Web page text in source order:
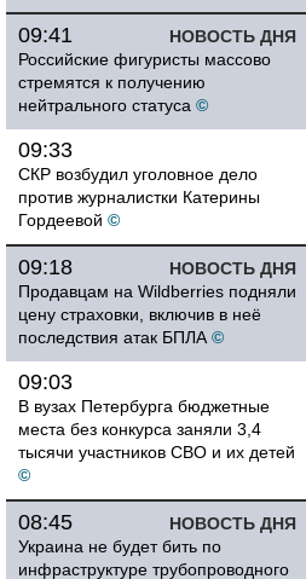
НОВОСТЬ ДНЯ
09:41
Российские фигуристы массово
стремятся к получению
нейтрального статуса ©
09:33
СКР возбудил уголовное дело
против журналистки Катерины
Гордеевой ©
НОВОСТЬ ДНЯ
09:18
Продавцам на Wildberries подняли
цену страховки, включив в неё
последствия атак БПЛА ©
09:03
В вузах Петербурга бюджетные
места без конкурса заняли 3,4
тысячи участников СВО и их детей
©
НОВОСТЬ ДНЯ
08:45
Украина не будет бить по
инфраструктуре трубопроводного